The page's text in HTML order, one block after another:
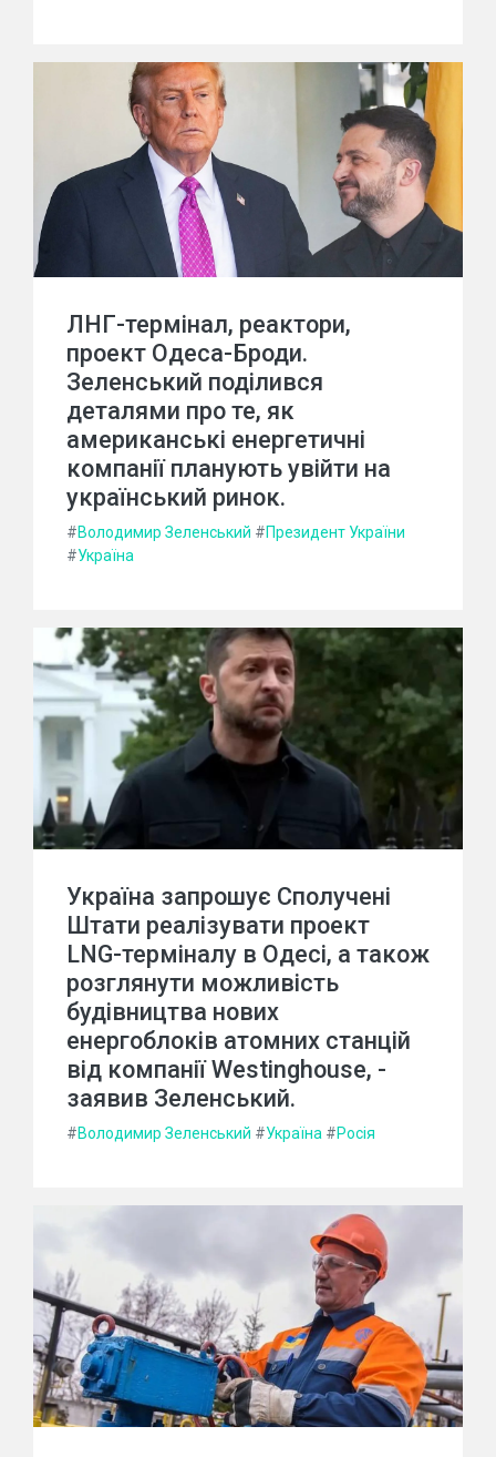
ЛНГ-термінал, реактори,
проект Одеса-Броди.
Зеленський поділився
деталями про те, як
американські енергетичні
компанії планують увійти на
український ринок.
#Володимир Зеленський #Президент України
#Україна
Україна запрошує Сполучені
Штати реалізувати проект
LNG-терміналу в Одесі, а також
розглянути можливість
будівництва нових
енергоблоків атомних станцій
від компанії Westinghouse, -
заявив Зеленський.
#Володимир Зеленський #Україна #Росія